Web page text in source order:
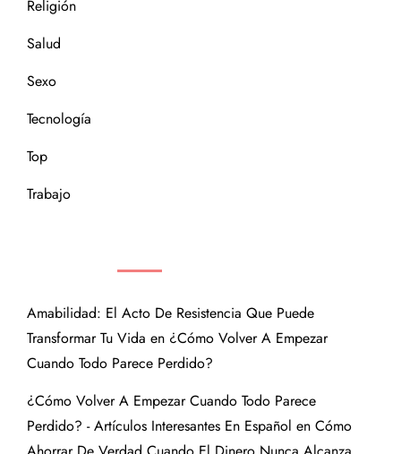
Religión
Salud
Sexo
Tecnología
Top
Trabajo
Amabilidad: El Acto De Resistencia Que Puede
Transformar Tu Vida en ¿Cómo Volver A Empezar
Cuando Todo Parece Perdido?
¿Cómo Volver A Empezar Cuando Todo Parece
Perdido? - Artículos Interesantes En Español en Cómo